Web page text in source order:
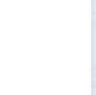
荣誉）学士 (全日